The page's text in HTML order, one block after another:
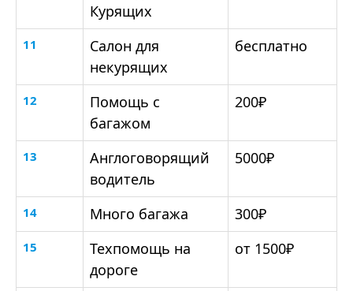
Курящих
11
Салон для
некурящих
бесплатно
12
Помощь с
багажом
200₽
13
Англоговорящий
водитель
5000₽
14 Много багажа 300₽
15
Техпомощь на
дороге
от 1500₽